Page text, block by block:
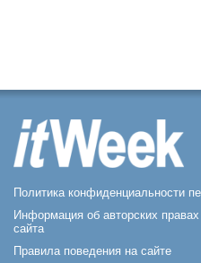
Политика конфиденциальности
Информация об авторских
сайта
Правила поведения на сайте